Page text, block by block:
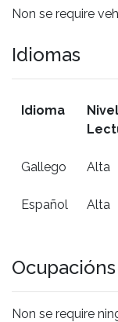
Non se require
Idiomas
Idioma
Nivel
Gallego Alta
Español Alta
Ocupacións
Non se require